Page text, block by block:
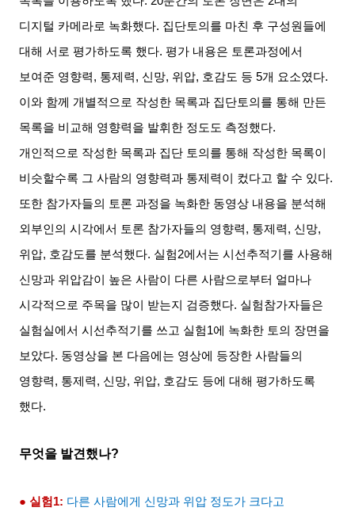
디지털 카메라로 녹화했다. 집단토의를 마친 후 구성원들에
대해 서로 평가하도록 했다. 평가 내용은 토론과정에서
보여준 영향력, 통제력, 신망, 위압, 호감도 등 5개 요소였다.
이와 함께 개별적으로 작성한 목록과 집단토의를 통해 만든
목록을 비교해 영향력을 발휘한 정도도 측정했다.
개인적으로 작성한 목록과 집단 토의를 통해 작성한 목록이
비슷할수록 그 사람의 영향력과 통제력이 컸다고 할 수 있다.
또한 참가자들의 토론 과정을 녹화한 동영상 내용을 분석해
외부인의 시각에서 토론 참가자들의 영향력, 통제력, 신망,
위압, 호감도를 분석했다. 실험2에서는 시선추적기를 사용해
신망과 위압감이 높은 사람이 다른 사람으로부터 얼마나
시각적으로 주목을 많이 받는지 검증했다. 실험참가자들은
실험실에서 시선추적기를 쓰고 실험1에 녹화한 토의 장면을
보았다. 동영상을 본 다음에는 영상에 등장한 사람들의
영향력, 통제력, 신망, 위압, 호감도 등에 대해 평가하도록
했다.
무엇을 발견했나?
● 실험1: 다른 사람에게 신망과 위압 정도가 크다고